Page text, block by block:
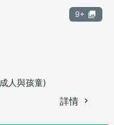
9+
人與孩童)
詳情